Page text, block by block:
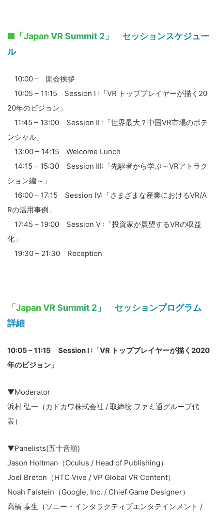
■「Japan VR Summit 2」 セッションスケジュー
ル
10:00 - 開会挨拶
10:05 – 11:15 Session I :「VR トッププレイヤーが描く20
20年のビジョン」
11:45 – 13:00 Session II :「世界最大？中国VR市場のポテ
ンシャル」
13:00 – 14:15 Welcome Lunch
14:15 – 15:30 Session III:「先駆者から学ぶ～VRアトラク
ション編～」
16:00 – 17:15 Session IV:「さまざまな産業におけるVR/A
Rの活用事例」
17:45 – 19:00 Session V :「投資家が展望するVRの収益
化」
19:30 – 21:30 Reception
「Japan VR Summit 2」 セッションプログラム
詳細
10:05 – 11:15 Session I :「VR トッププレイヤーが描く2020
年のビジョン」
▼Moderator
浜村 弘一（カドカワ株式会社 / 取締役 ファミ通グループ代
表）
▼Panelists(五十音順)
Jason Holtman（Oculus / Head of Publishing）
Joel Breton（HTC Vive / VP Global VR Content）
Noah Falstein（Google, Inc. / Chief Game Designer）
高橋 泰生（ソニー・インタラクティブエンタテインメント /